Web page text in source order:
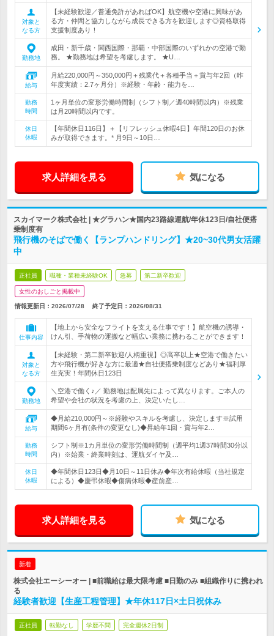
対象と
なる方
【未経験歓迎／普通免許があればOK】航空機や空港に興味があ
る方・仲間と協力しながら成長できる方を歓迎します◎資格取得
支援制度あり！
勤務地
成田・新千歳・関西国際・那覇・中部国際のいずれかの空港で勤
務。 ★勤務地は希望を考慮します。 ★U…
給与
月給220,000円～350,000円＋残業代＋各種手当＋賞与年2回（昨
年度実績：2.7ヶ月分）※経験・年齢・能力を…
勤務
時間
1ヶ月単位の変形労働時間制（シフト制／週40時間以内）※残業
は月20時間以内です。
休日
休暇
【年間休日116日】＋【リフレッシュ休暇4日】年間120日のお休
みが取得できます。* 月9日～10日…
求人詳細を見る 気になる
スカイマーク株式会社 | ★グラハン★国内23路線運航/年休123日/自社便搭
乗制度有
飛行機のそばで働く【ランプハンドリング】★20~30代男女活躍
中
正社員 職種・業種未経験OK 急募 第二新卒歓迎
女性のおしごと掲載中
情報更新日：2026/07/28 終了予定日： 2026/08/31
仕事内容
【地上から安全なフライトを支える仕事です！】航空機の誘導・
けん引、手荷物の運搬など幅広い業務に携わることができます！
対象と
なる方
【未経験・第二新卒歓迎/人柄重視】◎高卒以上★空港で働きたい
方や飛行機が好きな方に最適★自社便搭乗制度などあり★福利厚
生充実！年間休日123日
勤務地
＼空港で働く♪／ 勤務地は配属先によって異なります。ご本人の
希望や会社の状況を考慮の上、決定いたし…
給与
◆月給210,000円～※経験やスキルを考慮し、決定します※試用
期間6ヶ月有(条件の変更なし)◆昇給年1回・賞与年2…
勤務
時間
シフト制※1カ月単位の変形労働時間制（週平均1週37時間30分以
内）※始業・終業時刻は、運航ダイヤ及…
休日
休暇
◆年間休日123日◆月10日～11日休み◆年次有給休暇（当社規定
による）◆慶弔休暇◆傷病休暇◆産前産…
求人詳細を見る 気になる
新着
株式会社エーシーオー | ■前職給は最大限考慮 ■日勤のみ ■組織作りに携われ
る
経験者歓迎【生産工程管理】★年休117日×土日祝休み
正社員 転勤なし 学歴不問 完全週休2日制